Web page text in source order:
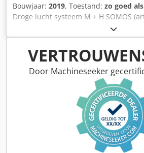
Bouwjaar: 2019, Toestand: zo goed
Droge lucht systeem M + H SOMOS
RDT 250 droge lucht droger, in
Prijs: 12.500 € Cedegl A Snepfx Am
Mr Rainer Eckerle
Door Machineseeker